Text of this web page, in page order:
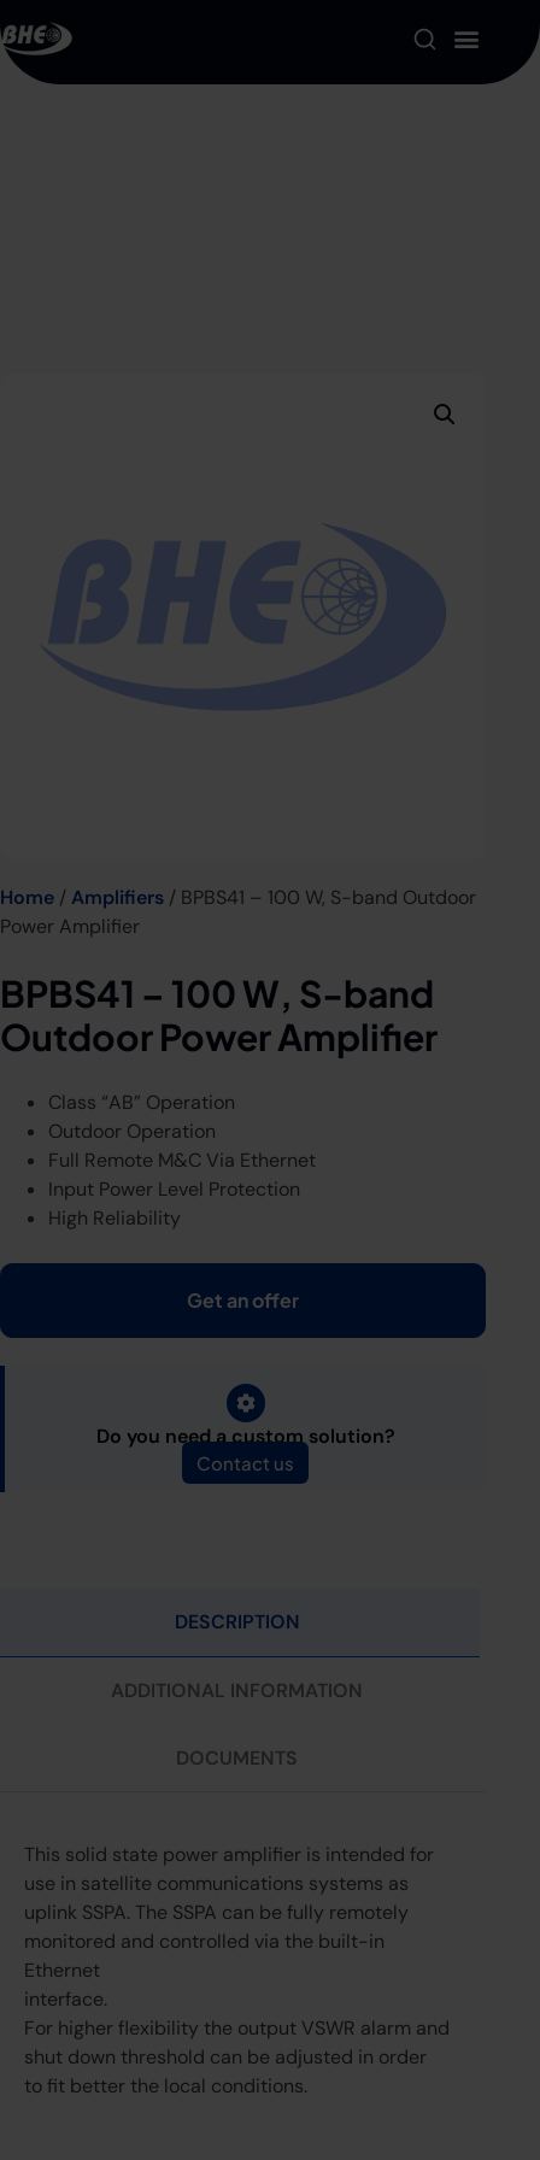
Home /Amplifiers / BPBS41 – 100 W, S-band Outdoor
Power Amplifier
BPBS41 – 100 W, S-band
Outdoor Power Amplifier
Class “AB” Operation
Outdoor Operation
Full Remote M&C Via Ethernet
Input Power Level Protection
High Reliability
Get an offer
Contact us
Do you need a custom solution?
DESCRIPTION
ADDITIONAL INFORMATION
DOCUMENTS
This solid state power amplifier is intended for
use in satellite communications systems as
uplink SSPA. The SSPA can be fully remotely
monitored and controlled via the built-in
Ethernet
interface.
For higher flexibility the output VSWR alarm and
shut down threshold can be adjusted in order
to fit better the local conditions.